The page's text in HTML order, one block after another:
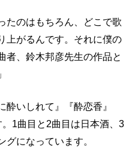
たのはもちろん、どこで歌
上がるんです。それに僕の
者、鈴木邦彦先生の作品と
いしれて』『酔恋香』
。1曲目と2曲目は日本酒、3
になっています。